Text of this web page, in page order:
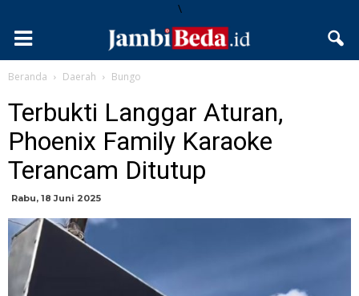
\
Beranda Daerah Bungo
Terbukti Langgar Aturan,
Phoenix Family Karaoke
Terancam Ditutup
Rabu, 18 Juni 2025